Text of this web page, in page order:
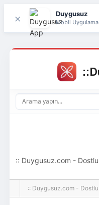
× Duygusuz
Mobil Uygulama
:: Duygusuz.com -
hoş geldin ziyaretçi!
:: Duygusuz.com -